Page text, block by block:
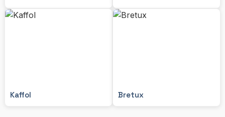
Kaffol Bretux